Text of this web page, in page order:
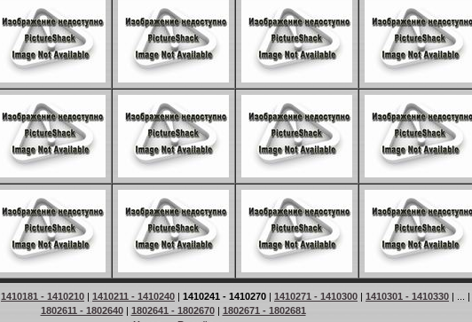
1410181 - 1410210 | 1410211 - 1410240 | 1410241 - 1410270 | 1410271 - 1410300 | 1410301 - 1410330 | ... |
1802611 - 1802640| 1802641 - 1802670| 1802671 - 1802681